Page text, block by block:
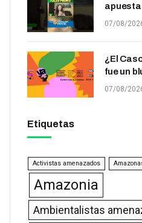
07/08/
¿El
fue un
07/08/
Etiquetas
Activistas amenazados
Amazonia
Ambientalistas